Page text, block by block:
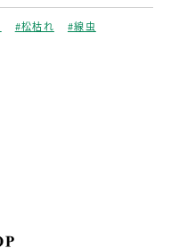
#松枯れ #線虫